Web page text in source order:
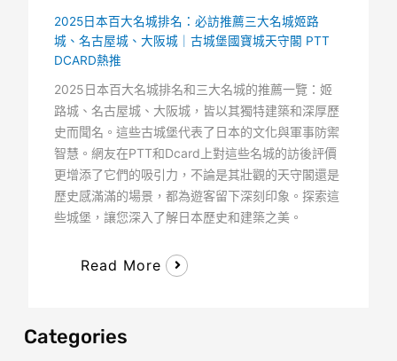
2025日本百大名城排名：必訪推薦三大名城姬路
城、名古屋城、大阪城｜古城堡國寶城天守閣 PTT
DCARD熱推
2025日本百大名城排名和三大名城的推薦一覽：姬
路城、名古屋城、大阪城，皆以其獨特建築和深厚歷
史而聞名。這些古城堡代表了日本的文化與軍事防禦
智慧。網友在PTT和Dcard上對這些名城的訪後評價
更增添了它們的吸引力，不論是其壯觀的天守閣還是
歷史感滿滿的場景，都為遊客留下深刻印象。探索這
些城堡，讓您深入了解日本歷史和建築之美。
Read More
Categories